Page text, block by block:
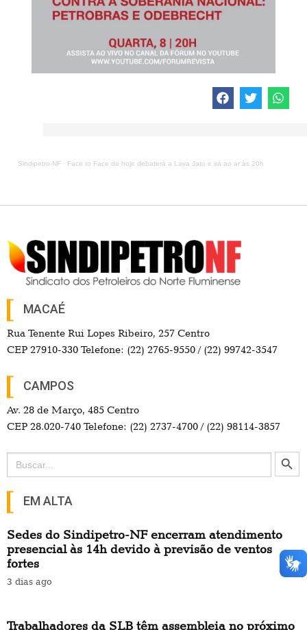
Sindipetro-NF · Face to Face de hoje debaterá a Lava Jato e irá ao ar às 20h
MACAÉ
Rua Tenente Rui Lopes Ribeiro, 257 Centro
CEP 27910-330 Telefone: (22) 2765-9550 / (22) 99742-3547
CAMPOS
Av. 28 de Março, 485 Centro
CEP 28.020-740 Telefone: (22) 2737-4700 / (22) 98114-3857
Search
for:
Search Button
EM ALTA
Sedes do Sindipetro-NF encerram atendimento
presencial às 14h devido à previsão de ventos
fortes
3 dias ago
Trabalhadores da SLB têm assembleia no próximo